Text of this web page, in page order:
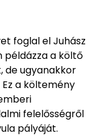
foglal el Juhász
példázza a költő
de ugyanakkor
a költemény
felelősségről
pályáját.